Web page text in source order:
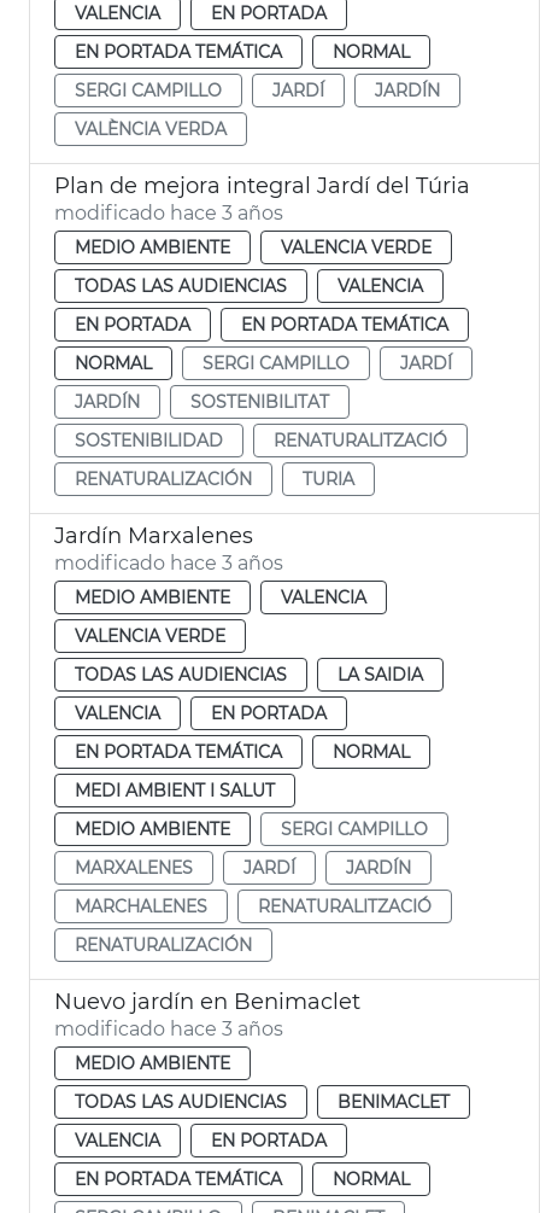
VALENCIA
EN PORTADA
EN PORTADA TEMÁTICA
NORMAL
SERGI CAMPILLO
JARDÍ
JARDÍN
VALÈNCIA VERDA
Plan de mejora integral Jardí del Túria
modificado hace 3 años
MEDIO AMBIENTE
VALENCIA VERDE
TODAS LAS AUDIENCIAS
VALENCIA
EN PORTADA
EN PORTADA TEMÁTICA
NORMAL
SERGI CAMPILLO
JARDÍ
JARDÍN
SOSTENIBILITAT
SOSTENIBILIDAD
RENATURALITZACIÓ
RENATURALIZACIÓN
TURIA
Jardín Marxalenes
modificado hace 3 años
MEDIO AMBIENTE
VALENCIA
VALENCIA VERDE
TODAS LAS AUDIENCIAS
LA SAIDIA
VALENCIA
EN PORTADA
EN PORTADA TEMÁTICA
NORMAL
MEDI AMBIENT I SALUT
MEDIO AMBIENTE
SERGI CAMPILLO
MARXALENES
JARDÍ
JARDÍN
MARCHALENES
RENATURALITZACIÓ
RENATURALIZACIÓN
Nuevo jardín en Benimaclet
modificado hace 3 años
MEDIO AMBIENTE
TODAS LAS AUDIENCIAS
BENIMACLET
VALENCIA
EN PORTADA
EN PORTADA TEMÁTICA
NORMAL